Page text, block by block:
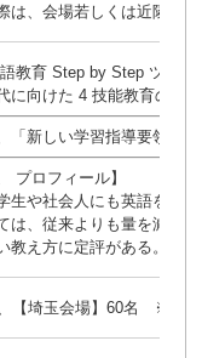
は、会場若しくは近隣の
教育 Step by Step ツアー
に向けた 4 技能教育の実
「新しい学習指導要領の
プロフィール】
生や社会人にも英語を教
は、従来よりも量を減ら
教え方に定評がある。近
、【埼玉会場】60名 ※定